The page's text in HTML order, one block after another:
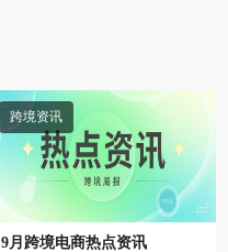
跨境资讯
9月跨境电商热点资讯